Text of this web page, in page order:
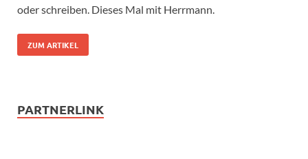
oder schreiben. Dieses Mal mit Herrmann.
ZUM ARTIKEL
PARTNERLINK